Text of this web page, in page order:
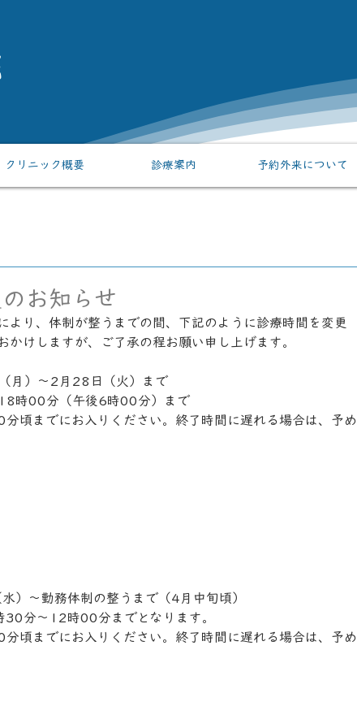
クリニック概要 診療案内 予約外来について
お知らせ
より、体制が整うまでの間、下記のように診療時間を変更
かけしますが、ご了承の程お願い申し上げます。
月）～2月28日（火）まで
時00分（午後6時00分）まで
分頃までにお入りください。終了時間に遅れる場合は、予め
）～勤務体制の整うまで（4月中旬頃）
30分～12時00分までとなります。
分頃までにお入りください。終了時間に遅れる場合は、予め